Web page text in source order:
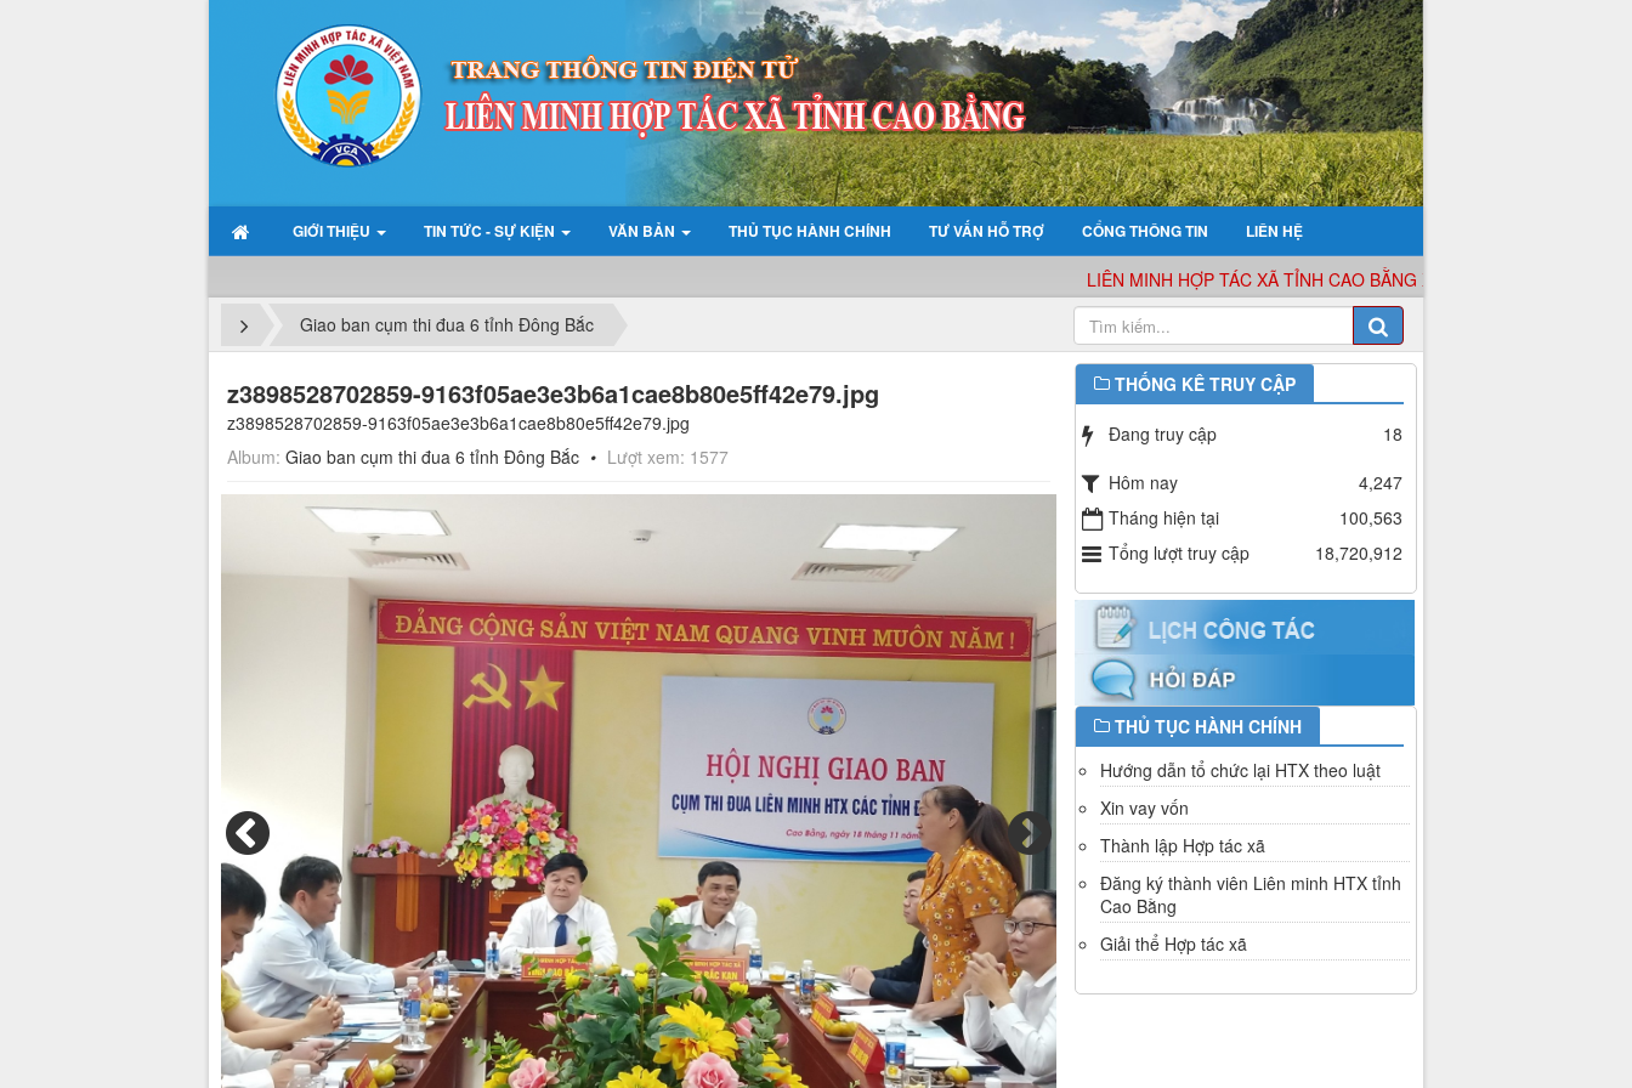
GIỚI THIỆU TIN TỨC - SỰ KIỆN VĂN BẢN THỦ TỤC HÀNH CHÍNH TƯ VẤN HỖ TRỢ CỔNG THÔNG TIN LIÊN HỆ
LIÊN MINH HỢP TÁC XÃ TỈNH CAO BẰNG XIN KÍNH CHÀO QUÝ KHÁCH
Giao ban cụm thi đua 6 tỉnh Đông Bắc
z3898528702859-9163f05ae3e3b6a1cae8b80e5ff42e79.jpg
z3898528702859-9163f05ae3e3b6a1cae8b80e5ff42e79.jpg
Album: Giao ban cụm thi đua 6 tỉnh Đông Bắc Lượt xem: 1577
THỐNG KÊ TRUY CẬP
Đang truy cập
18
Hôm nay
4,247
Tháng hiện tại
100,563
Tổng lượt truy cập
18,720,912
THỦ TỤC HÀNH CHÍNH
Hướng dẫn tổ chức lại HTX theo luật
Xin vay vốn
Thành lập Hợp tác xã
Đăng ký thành viên Liên minh HTX tỉnh
Cao Bằng
Giải thể Hợp tác xã